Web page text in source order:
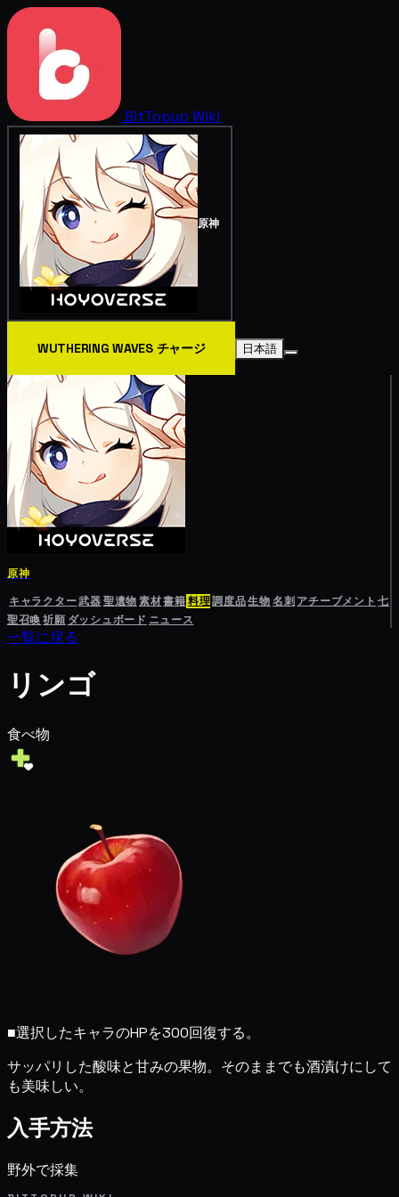
BitTopup Wiki
原神
WUTHERING WAVES チャージ 日本語
原神
キャラクター武器聖遺物素材書籍料理調度品生物名刺 アチーブメント 七
聖召喚祈願 ダッシュボード ニュース
一覧に戻る
リンゴ
食べ物
■選択したキャラのHPを300回復する。
サッパリした酸味と甘みの果物。そのままでも酒漬けにして
も美味しい。
入手方法
野外で採集